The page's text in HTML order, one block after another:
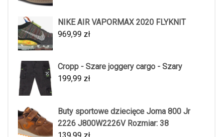
NIKE AIR VAPORMAX 2020 FLYKNIT
969,99 zł
Cropp - Szare joggery cargo - Szary
199,99 zł
Buty sportowe dziecięce Joma 800 Jr
2226 J800W2226V Rozmiar: 38